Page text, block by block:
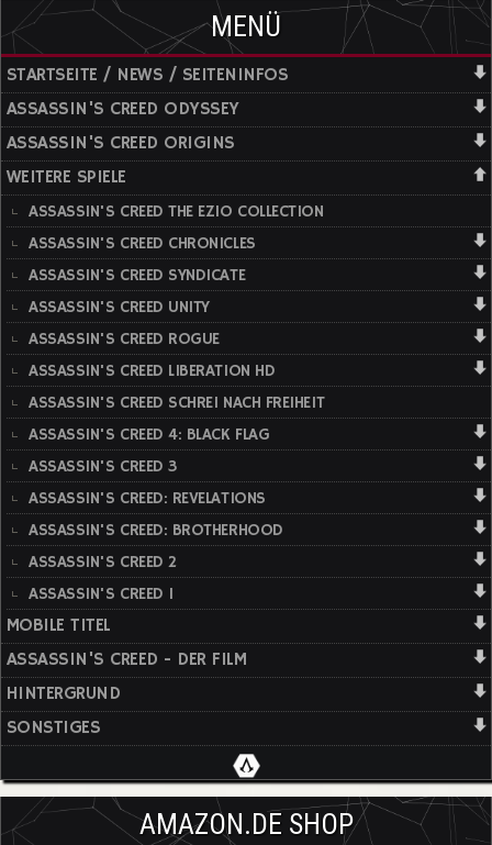
MENÜ
STARTSEITE / NEWS / SEITENINFOS
ASSASSIN'S CREED ODYSSEY
ASSASSIN'S CREED ORIGINS
WEITERE SPIELE
ASSASSIN'S CREED THE EZIO COLLECTION
ASSASSIN'S CREED CHRONICLES
ASSASSIN'S CREED SYNDICATE
ASSASSIN'S CREED UNITY
ASSASSIN'S CREED ROGUE
ASSASSIN'S CREED LIBERATION HD
ASSASSIN'S CREED SCHREI NACH FREIHEIT
ASSASSIN'S CREED 4: BLACK FLAG
ASSASSIN'S CREED 3
ASSASSIN'S CREED: REVELATIONS
ASSASSIN'S CREED: BROTHERHOOD
ASSASSIN'S CREED 2
ASSASSIN'S CREED 1
MOBILE TITEL
ASSASSIN'S CREED - DER FILM
HINTERGRUND
SONSTIGES
AMAZON.DE SHOP